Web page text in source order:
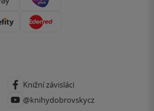
Knižní závisláci
@knihydobrovskycz